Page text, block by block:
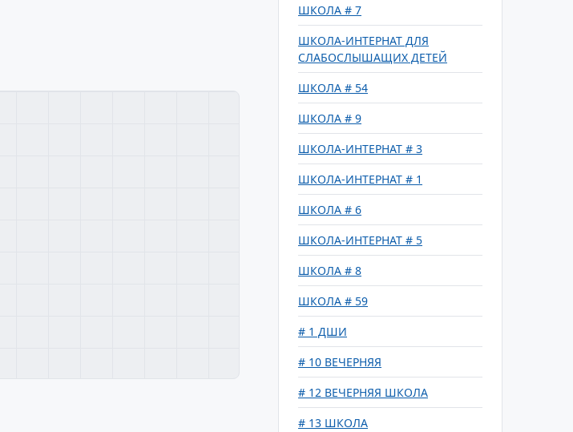
ШКОЛА # 7
ШКОЛА-ИНТЕРНАТ ДЛЯ
СЛАБОСЛЫШАЩИХ ДЕТЕЙ
ШКОЛА # 54
ШКОЛА # 9
ШКОЛА-ИНТЕРНАТ # 3
ШКОЛА-ИНТЕРНАТ # 1
ШКОЛА # 6
ШКОЛА-ИНТЕРНАТ # 5
ШКОЛА # 8
ШКОЛА # 59
# 1 ДШИ
# 10 ВЕЧЕРНЯЯ
# 12 ВЕЧЕРНЯЯ ШКОЛА
# 13 ШКОЛА